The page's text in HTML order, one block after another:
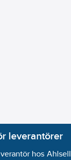
leverantörer
hos Ahlsell